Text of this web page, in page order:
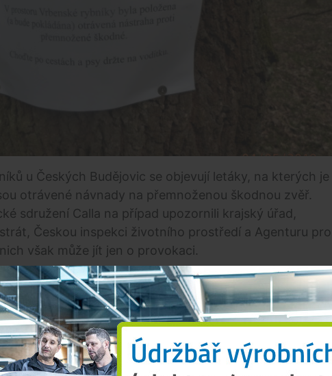
u Českých Budějovic se objevují letáky, na kterých je
otrávené návnady na přemnoženou škodnou zvěř.
sdružení Calla na případ upozornili krajský úřad,
Českou inspekci životního prostředí a Agenturu pro
však může jít jen o provokaci.
Premium
otrávenými návnadami pouze vyhrožuje. Pokud by je někdo v
páchal by hned několik trestných činů najednou a ohrozil by
mazlíčky. Otrávené návnady jsou samozřejmě